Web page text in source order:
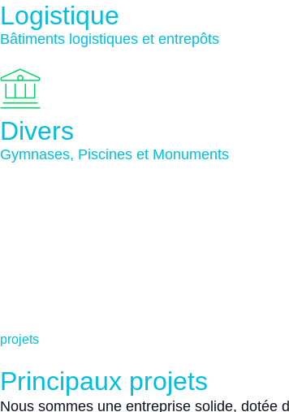
Logistique
Bâtiments logistiques et entrepôts
Divers
Gymnases, Piscines et Monuments
projets
Principaux projets
Nous sommes une entreprise solide, dotée